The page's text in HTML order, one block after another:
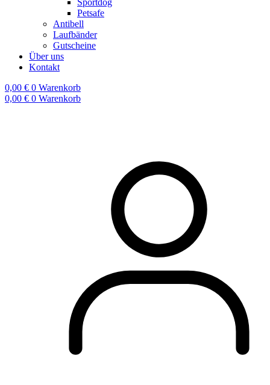
Sportdog
Petsafe
Antibell
Laufbänder
Gutscheine
Über uns
Kontakt
0,00 € 0 Warenkorb
0,00 € 0 Warenkorb